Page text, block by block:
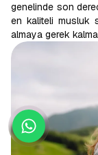
genelinde son
en kaliteli musluk
almaya gerek